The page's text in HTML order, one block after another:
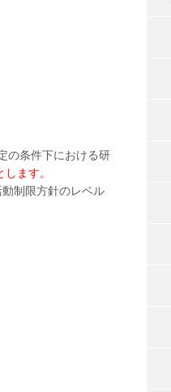
の条件下における研
ます。
制限方針のレベル